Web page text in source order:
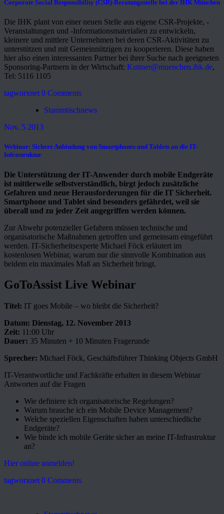
Corporate Social Responsibility (CSR)-Beratungsstelle bei der IHK München
Die IHK plant von einer neuen Stelle aus eigene CSR-Projekte, -
Veranstaltungen und -Informationsmaterialien zu entwickeln,
kleinere und mittlere Unternehmen bei deren CSR-Aktivitäten zu
unterstützen und mit Gemeinnützigen zu kooperieren. Diese haben
hier also einen interessanten Partner bei ihrer Suche nach geeigneten
Sponsoring-Partnern in der Wirtschaft: Kuttner@muenchen.ihk.de,
Tel: 5116 1105
tagworxnet 0 Comments
Stammtischnews
Nov. 5 2013
Webinar: Sichere Anbindung von Smartphones und Tablets an die IT-
Infrastruktur
Die Unterstützung der IT-Anwender durch mobile Endgeräte
ist mittlerweile selbstverständlich, birgt jedoch zusätzliche
Gefahren und neue Herausforderungen für die IT Sicherheit.
Smartphone und Tablet sind besonders gefährdet, weil sie
überall und zu jeder Zeit angegriffen werden können.
Zur Abwehr potenzieller Gefahren müssen technische und
organisatorische Maßnahmen getroffen und gemeinsam eingeführt
werden. IT-Sicherheitsexperte Michael Föck erläutert im
kostenlosen Webinar, warum nur die sinnvolle Kombination aus
beidem ein maximales Maß an Sicherheit bringt.
GoToAssist Live Webinar
Titel: IT goes Mobile – wo bleibt die Sicherheit?
Datum: Dienstag, 12. November 2013
Zeit: 11:00 Uhr
Dauer: 35 Minuten + 10 Minuten Fragerunde
Sprecher: Michael Föck, Geschäftsführer Thinking Objects GmbH
IT-Verantwortliche und Fachkräfte erhalten in diesem Webinar
Antworten auf die Fragen
Wie definiere ich organisatorische Regelungen?
Warum brauche ich ein Mobile Device Management?
Welche speziellen Eigenschaften haben unterschiedliche
Endgeräte?
Wie binde ich mobile Geräte sicher an meine IT-Infrastruktur
an?
Hier online anmelden!
tagworxnet 0 Comments